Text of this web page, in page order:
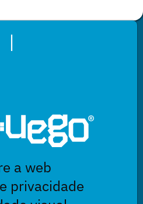
|
a web
privacidade